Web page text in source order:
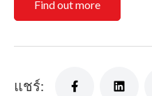
Find out more
แชร์: